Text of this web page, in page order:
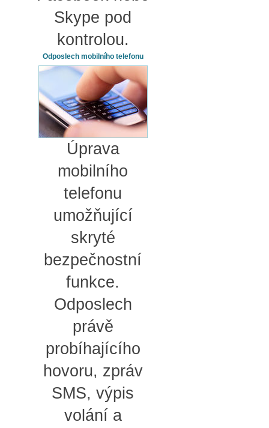
Skype pod
kontrolou.
Odposlech mobilního telefonu
Úprava
mobilního
telefonu
umožňující
skryté
bezpečnostní
funkce.
Odposlech
právě
probíhajícího
hovoru, zpráv
SMS, výpis
volání a